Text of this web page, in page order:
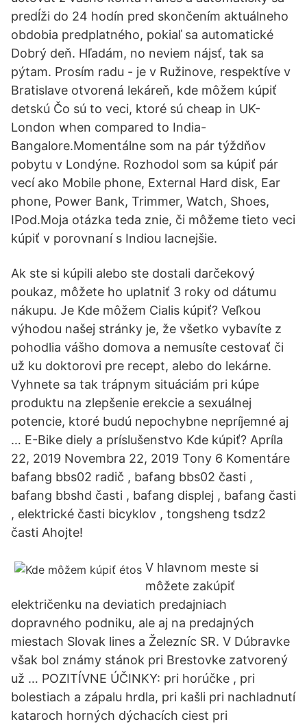
predĺži do 24 hodín pred skončením aktuálneho
obdobia predplatného, pokiaľ sa automatické
Dobrý deň. Hľadám, no neviem nájsť, tak sa
pýtam. Prosím radu - je v Ružinove, respektíve v
Bratislave otvorená lekáreň, kde môžem kúpiť
detskú Čo sú to veci, ktoré sú cheap in UK-
London when compared to India-
Bangalore.Momentálne som na pár týždňov
pobytu v Londýne. Rozhodol som sa kúpiť pár
vecí ako Mobile phone, External Hard disk, Ear
phone, Power Bank, Trimmer, Watch, Shoes,
IPod.Moja otázka teda znie, či môžeme tieto veci
kúpiť v porovnaní s Indiou lacnejšie.
Ak ste si kúpili alebo ste dostali darčekový
poukaz, môžete ho uplatniť 3 roky od dátumu
nákupu. Je Kde môžem Cialis kúpiť? Veľkou
výhodou našej stránky je, že všetko vybavíte z
pohodlia vášho domova a nemusíte cestovať či
už ku doktorovi pre recept, alebo do lekárne.
Vyhnete sa tak trápnym situáciám pri kúpe
produktu na zlepšenie erekcie a sexuálnej
potencie, ktoré budú nepochybne nepríjemné aj
… E-Bike diely a príslušenstvo Kde kúpiť? Apríla
22, 2019 Novembra 22, 2019 Tony 6 Komentáre
bafang bbs02 radič , bafang bbs02 časti ,
bafang bbshd časti , bafang displej , bafang časti
, elektrické časti bicyklov , tongsheng tsdz2
časti Ahojte!
V hlavnom meste si
môžete zakúpiť
električenku na deviatich predajniach
dopravného podniku, ale aj na predajných
miestach Slovak lines a Železníc SR. V Dúbravke
však bol známy stánok pri Brestovke zatvorený
už … POZITÍVNE ÚČINKY: pri horúčke , pri
bolestiach a zápalu hrdla, pri kašli pri nachladnutí
kataroch horných dýchacích ciest pri